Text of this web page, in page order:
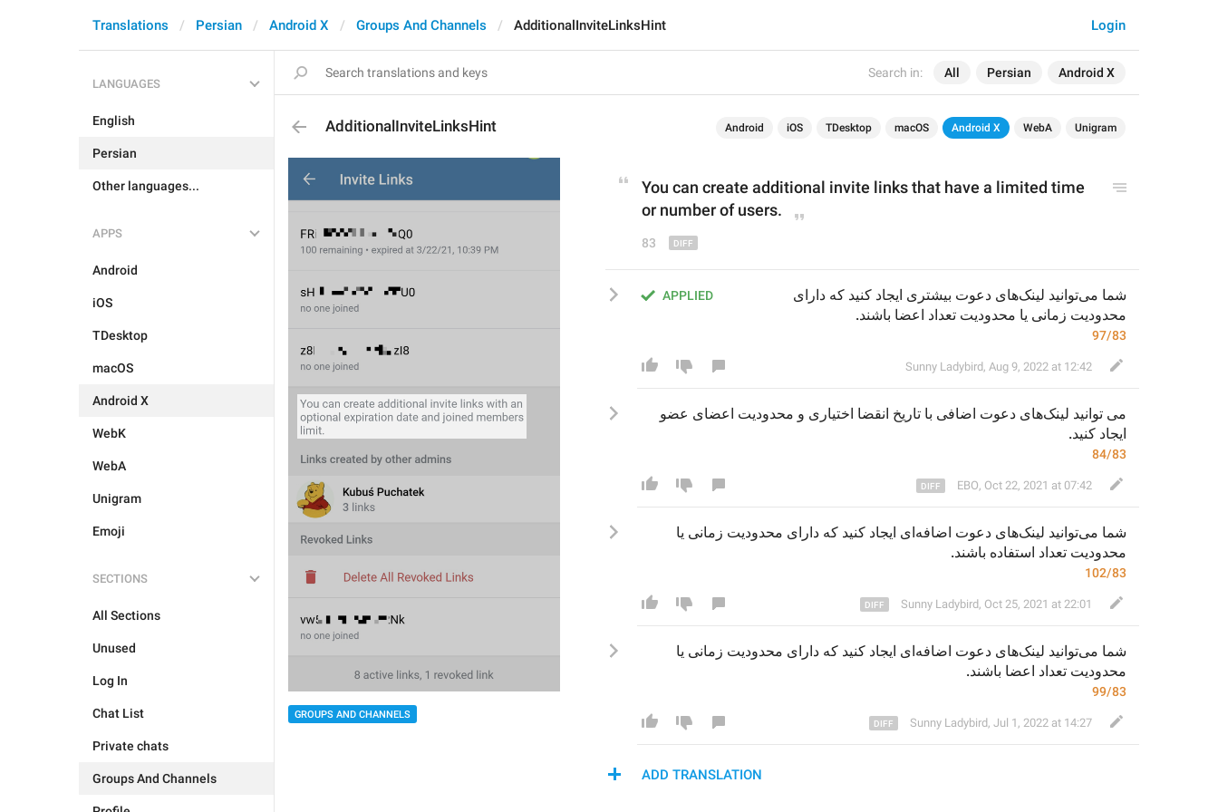
Search in: All Persian Android X
Login
Translations Persian Android X Groups And Channels AdditionalInviteLinksHint
LANGUAGES
English
Persian
Other languages...
APPS
Android
iOS
TDesktop
macOS
Android X
WebK
WebA
Unigram
Emoji
SECTIONS
All Sections
Unused
Log In
Chat List
Private chats
Groups And Channels
AdditionalInviteLinksHint Android iOS TDesktop macOS Android X WebA Unigram
GROUPS AND CHANNELS
You can create additional invite links that have a limited time
or number of users.
83
APPLIED
محدودیت زمانی یا محدودیت تعداد اعضا باشند.
97/83
Sunny Ladybird, Aug 9, 2022 at 12:42
می توانید لینکهای دعوت اضافی با تاریخ انقضا اختیاری و محدودیت اعضای عضو
ایجاد کنید.
84/83
EBO, Oct 22, 2021 at 07:42
شما می‌توانید لینک‌های دعوت اضافه‌ا
محدودیت تعداد استفاده باشند.
102/83
Sunny Ladybird, Oct 25, 2021 at 22:01
شما می‌توانید لینک‌های دعوت اضافه‌ا
محدودیت تعداد اعضا باشند.
99/83
Sunny Ladybird, Jul 1, 2022 at 14:27
ADD TRANSLATION